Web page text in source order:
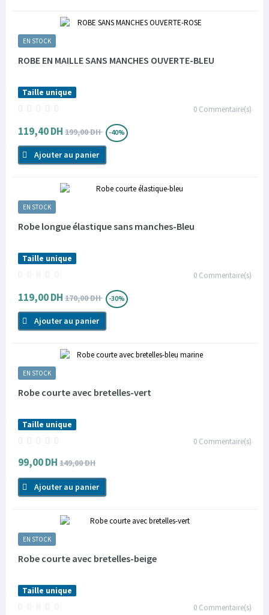
EN STOCK
ROBE EN MAILLE SANS MANCHES OUVERTE-BLEU
Taille unique
0 Commentaire(s)
119,40 DH 199,00 DH -40%
Ajouter au panier
EN STOCK
Robe longue élastique sans manches-Bleu
Taille unique
0 Commentaire(s)
119,00 DH 170,00 DH -30%
Ajouter au panier
EN STOCK
Robe courte avec bretelles-vert
Taille unique
0 Commentaire(s)
99,00 DH 149,00 DH
Ajouter au panier
EN STOCK
Robe courte avec bretelles-beige
Taille unique
0 Commentaire(s)